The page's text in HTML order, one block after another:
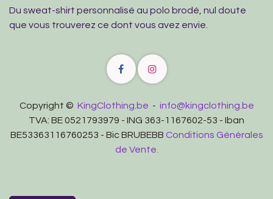
Du sweat-shirt personnalisé au polo brodé, nul doute
que vous trouverez ce dont vous avez envie.
Copyright © KingClothing.be - info@kingclothing.be
TVA: BE 0521793979 - ING 363-1167602-53 - Iban
BE53363116760253 - Bic BRUBEBB Conditions Générales
de Vente.